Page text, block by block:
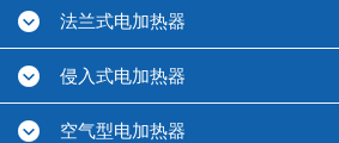
法兰式电加热器
侵入式电加热器
空气型电加热器